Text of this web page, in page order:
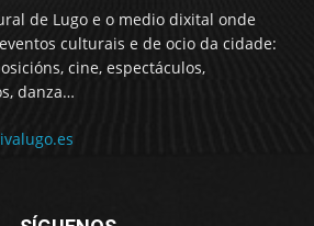
de Lugo e o medio dixital onde
culturais e de ocio da cidade:
cine, espectáculos,
danza…